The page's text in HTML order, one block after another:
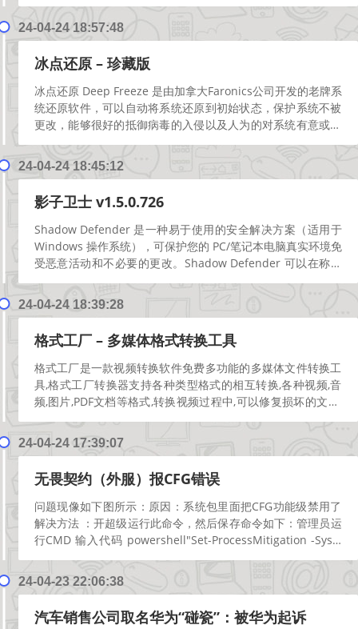
24-04-24 18:57:48
冰点还原 – 珍藏版
冰点还原 Deep Freeze 是由加拿大Faronics公司开发的老牌系
统还原软件，可以自动将系统还原到初始状态，保护系统不被
更改，能够很好的抵御病毒的入侵以及人为的对系统有意或无
意的破坏。冰点还原精灵的安装不会...[阅读更多]
24-04-24 18:45:12
影子卫士 v1.5.0.726
Shadow Defender 是一种易于使用的安全解决方案（适用于
Windows 操作系统），可保护您的 PC/笔记本电脑真实环境免
受恶意活动和不必要的更改。Shadow Defender 可以在称为
“影子模式”...[阅读更多]
24-04-24 18:39:28
格式工厂 – 多媒体格式转换工具
格式工厂是一款视频转换软件免费多功能的多媒体文件转换工
具,格式工厂转换器支持各种类型格式的相互转换,各种视频,音
频,图片,PDF文档等格式,转换视频过程中,可以修复损坏的文件,
格式转换工具转换视频画质无损坏;支持PD...[阅读更多]
24-04-24 17:39:07
无畏契约（外服）报CFG错误
问题现像如下图所示：原因：系统包里面把CFG功能级禁用了
解决方法 ：开超级运行此命令，然后保存命令如下：管理员运
行CMD 输入代码 powershell"Set-ProcessMitigation -Sys...
[阅读更多]
24-04-23 22:06:38
汽车销售公司取名华为“碰瓷”：被华为起诉